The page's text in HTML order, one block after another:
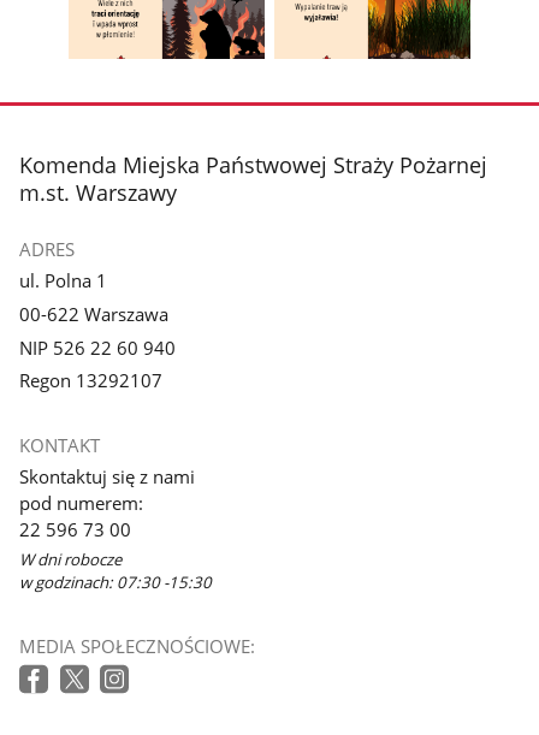
zdjęcia
galerii.
zdjęcie
galerii.
zdjęcie
galerii.
stopka
Komenda Miejska Państwowej Straży Pożarnej
m.st. Warszawy
ADRES
ul. Polna 1
00-622 Warszawa
NIP 526 22 60 940
Regon 13292107
KONTAKT
Skontaktuj się z nami
pod numerem:
22 596 73 00
W dni robocze
w godzinach: 07:30 -15:30
MEDIA SPOŁECZNOŚCIOWE: